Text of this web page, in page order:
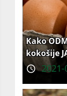
Kako
kokošije